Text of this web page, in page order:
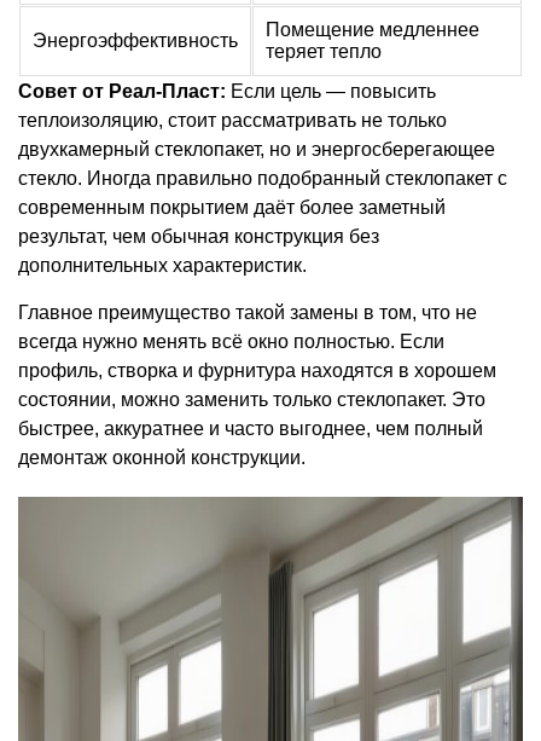
Энергоэффективность
Помещение медленнее
теряет тепло
Совет от Реал-Пласт: Если цель — повысить
теплоизоляцию, стоит рассматривать не только
двухкамерный стеклопакет, но и энергосберегающее
стекло. Иногда правильно подобранный стеклопакет с
современным покрытием даёт более заметный
результат, чем обычная конструкция без
дополнительных характеристик.
Главное преимущество такой замены в том, что не
всегда нужно менять всё окно полностью. Если
профиль, створка и фурнитура находятся в хорошем
состоянии, можно заменить только стеклопакет. Это
быстрее, аккуратнее и часто выгоднее, чем полный
демонтаж оконной конструкции.